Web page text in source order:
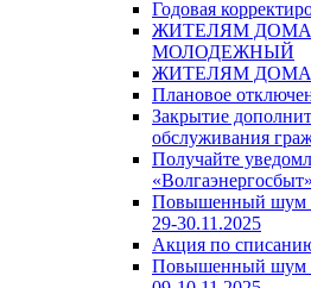
Годовая
ЖИТЕЛЯМ ДОМА
МОЛОДЕЖНЫЙ
ЖИТЕЛЯМ ДОМА
Плановое
Закрытие
обслуживания
Получайте
Повышенный шум
29-30.11.2025
Акция по
Повышенный шум